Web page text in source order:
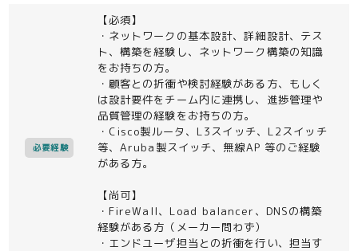
必要経験
【必須】
・ネットワークの基本設計、詳細設計、テス
ト、構築を経験し、ネットワーク構築の知識
をお持ちの方。
・顧客との折衝や検討経験がある方、もしく
は設計要件をチーム内に連携し、進捗管理や
品質管理の経験をお持ちの方。
・Cisco製ルータ、L3スイッチ、L2スイッチ
等、Aruba製スイッチ、無線AP 等のご経験
がある方。
【尚可】
・FireWall、Load balancer、DNSの構築
経験がある方（メーカー問わず）
・エンドユーザ担当との折衝を行い、担当す